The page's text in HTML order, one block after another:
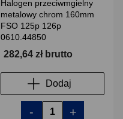
Halogen przeciwmgielny
metalowy chrom 160mm
FSO 125p 126p
0610.44850
282,64 zł brutto
Dodaj
- +